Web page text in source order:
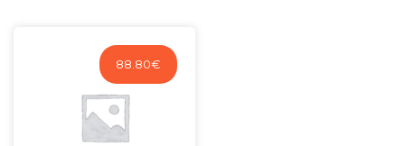
88.80€